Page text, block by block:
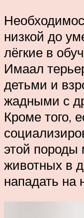
низкой до
лёгкие в
Имаал
детьми и
жадными с
Кроме того,
этой породы
животных в
нападать на